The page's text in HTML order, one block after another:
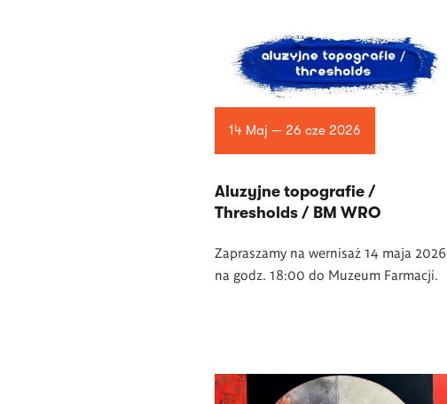
14 Maj — 26 cze 2026
Aluzyjne topografie /
Thresholds / BM WRO
Zapraszamy na wernisaż 14 maja 2026
na godz. 18:00 do Muzeum Farmacji.